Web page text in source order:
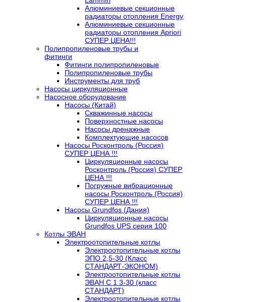
Алюминиевые секционные
радиаторы отопления Energy
Алюминиевые секционные
радиаторы отопления Apriori
СУПЕР ЦЕНА!!!
Полипропиленовые трубы и
фитинги
Фитинги полипропиленовые
Полипропиленовые трубы
Инструменты для труб
Насосы циркуляционные
Насосное оборудование
Насосы (Китай)
Скважинные насосы
Поверхностные насосы
Насосы дренажные
Комплектующие насосов
Насосы Росконтроль (Россия)
СУПЕР ЦЕНА !!!
Циркуляционные насосы
Росконтроль (Россия) СУПЕР
ЦЕНА !!!
Погружные вибрационные
насосы Росконтроль (Россия)
СУПЕР ЦЕНА !!!
Насосы Grundfos (Дания)
Циркуляционные насосы
Grundfos UPS серия 100
Котлы ЭВАН
Электроотопительные котлы
Электроотопительные котлы
ЭПО 2,5-30 (Класс
СТАНДАРТ-ЭКОНОМ)
Электроотопительные котлы
ЭВАН С 1 3-30 (класс
СТАНДАРТ)
Электроотопительные котлы